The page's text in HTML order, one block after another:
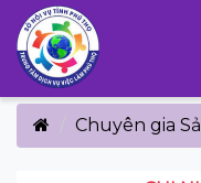
Chuyên gia